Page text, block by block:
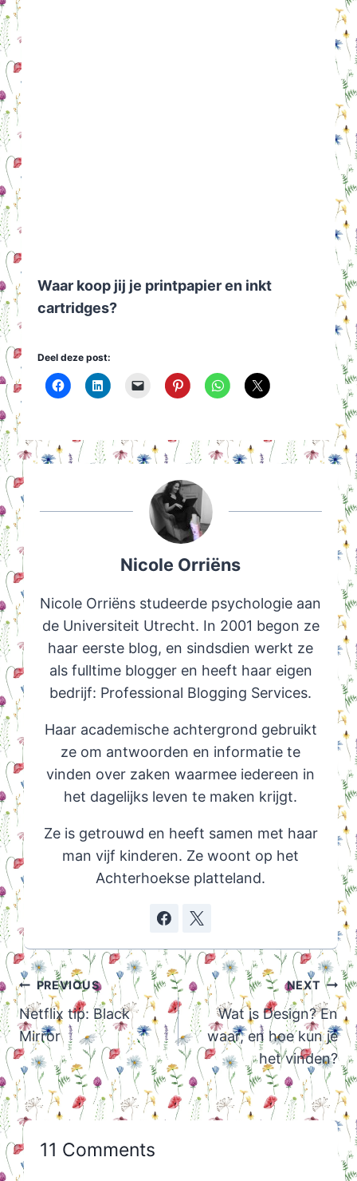
Waar koop jij je printpapier en inkt
cartridges?
Deel deze post:
Nicole Orriëns
Nicole Orriëns studeerde psychologie aan
de Universiteit Utrecht. In 2001 begon ze
haar eerste blog, en sindsdien werkt ze
als fulltime blogger en heeft haar eigen
bedrijf: Professional Blogging Services.
Haar academische achtergrond gebruikt
ze om antwoorden en informatie te
vinden over zaken waarmee iedereen in
het dagelijks leven te maken krijgt.
Ze is getrouwd en heeft samen met haar
man vijf kinderen. Ze woont op het
Achterhoekse platteland.
Post
navigation
PREVIOUS
Netflix tip: Black
Mirror
NEXT
Wat is Design? En
waar, en hoe kun je
het vinden?
11 Comments